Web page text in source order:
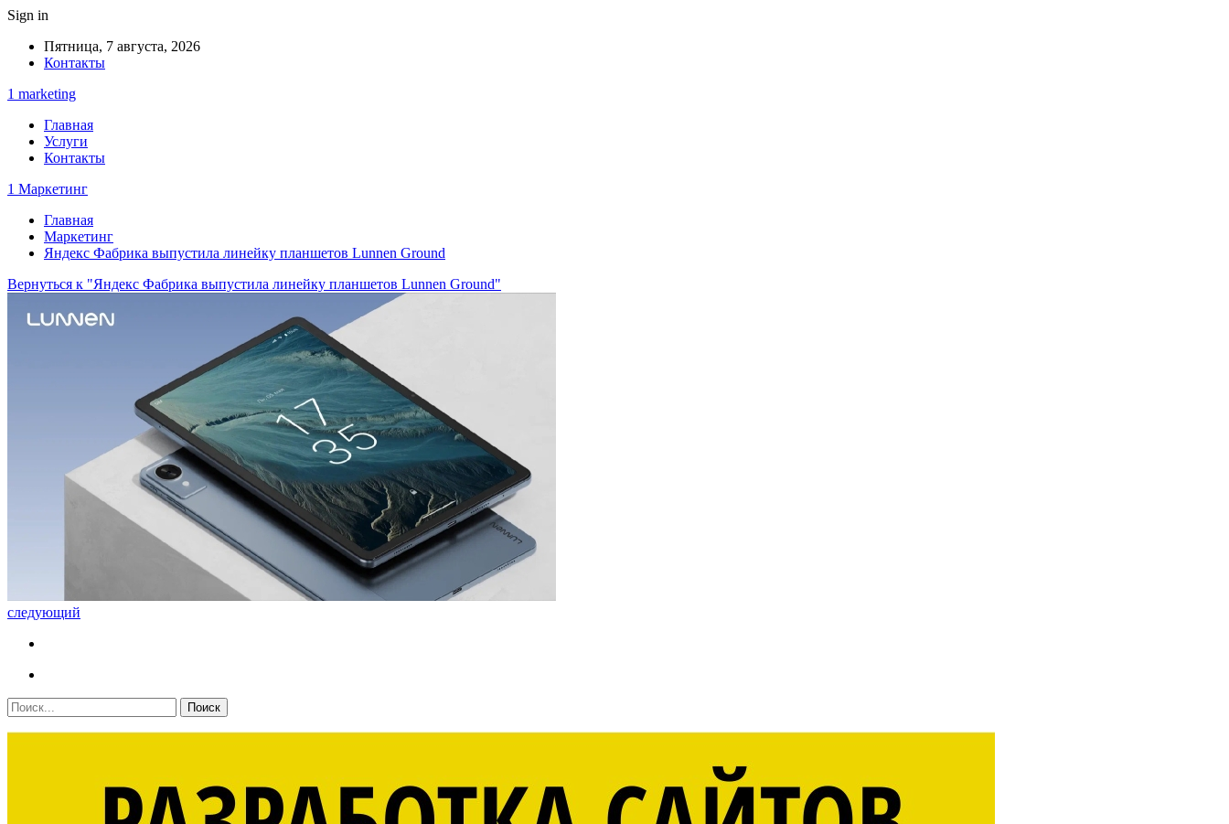
Sign in
Пятница, 7 августа, 2026
Контакты
1 marketing
Главная
Услуги
Контакты
1 Маркетинг
Главная
Маркетинг
Яндекс Фабрика выпустила линейку планшетов Lunnen Ground
Вернуться к "Яндекс Фабрика выпустила линейку планшетов Lunnen Ground"
следующий